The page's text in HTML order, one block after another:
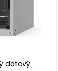
datový